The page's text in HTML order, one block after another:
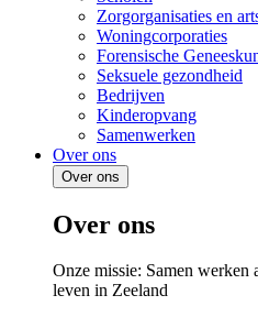
Zorgorganisaties en
Woningcorporaties
Forensische
Seksuele gezondheid
Bedrijven
Kinderopvang
Samenwerken
Over ons
Over ons
Over ons
Onze missie: Samen werken
leven in Zeeland